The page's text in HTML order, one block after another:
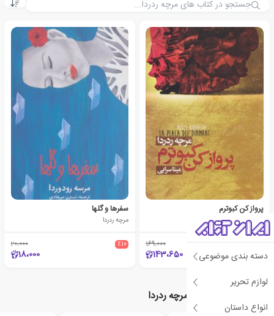
دسته بندی موضوعی
لوازم تحریر
انواع داستان
پرواز کن کبوترم
مرچه ردردا
٪15 169،000
143،650
سفرها و گلها
مرچه ردردا
٪10 20،000
18،000
نویسندگان مرتبط با مرچه ردردا